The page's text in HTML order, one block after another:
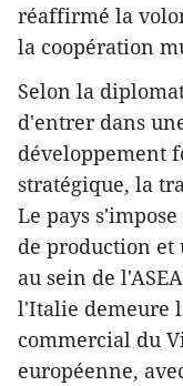
réaffirmé la
la coopération
Selon la
d'entrer dans
développement
stratégique, la
Le pays
de production et
au sein de
l'Italie demeure
commercial du
européenne,